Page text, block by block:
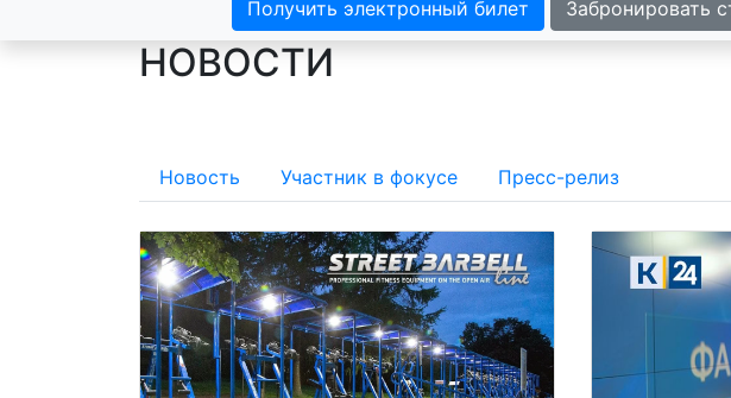
Получить электронный билет
Забронировать
НОВОСТИ
Новость Участник в фокусе Пресс-релиз